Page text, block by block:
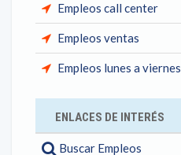
Empleos call center
Empleos ventas
Empleos lunes a viernes
ENLACES DE INTERÉS
Buscar Empleos